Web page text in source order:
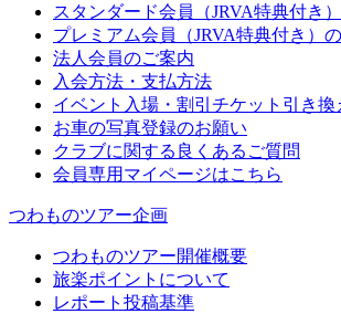
スタンダード会員（JRVA特典付き
プレミアム会員（JRVA特典付き）
法人会員のご案内
入会方法・支払方法
イベント入場・割引チケット引き換
お車の写真登録のお願い
クラブに関する良くあるご質問
会員専用マイページはこちら
つわものツアー企画
つわものツアー開催概要
旅楽ポイントについて
レポート投稿基準